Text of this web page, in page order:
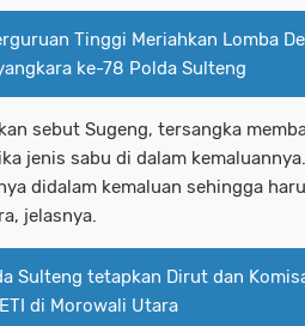
Tinggi Meriahkan Lomba
ke-78 Polda Sulteng
sebut Sugeng, tersangka
jenis sabu di dalam
didalam kemaluan sehingga
jelasnya.
Sulteng tetapkan Dirut dan
di Morowali Utara